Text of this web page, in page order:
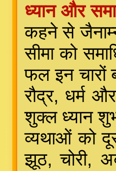
ध्यान और
कहने से
सीमा को
फल इन चारों
रौद्र, धर्म
शुक्ल ध्यान
व्यथाओं को
झूठ, चोरी,